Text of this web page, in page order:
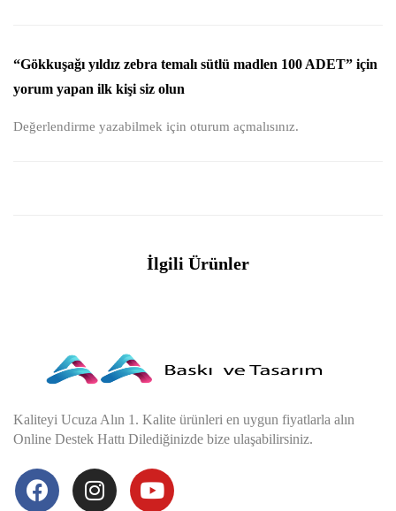
“Gökkuşağı yıldız zebra temalı sütlü madlen 100 ADET” için
yorum yapan ilk kişi siz olun
Değerlendirme yazabilmek için oturum açmalısınız.
İlgili Ürünler
Kaliteyi Ucuza Alın 1. Kalite ürünleri en uygun fiyatlarla alın
Online Destek Hattı Dilediğinizde bize ulaşabilirsiniz.